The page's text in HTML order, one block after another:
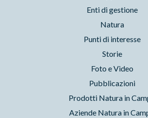
Enti di gestione
Natura
Punti di interesse
Storie
Foto e Video
Pubblicazioni
Prodotti Natura in
Aziende Natura in